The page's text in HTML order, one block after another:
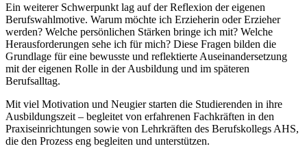
Ein weiterer Schwerpunkt lag auf der Reflexion der eigenen
Berufswahlmotive. Warum möchte ich Erzieherin oder Erzieher
werden? Welche persönlichen Stärken bringe ich mit? Welche
Herausforderungen sehe ich für mich? Diese Fragen bilden die
Grundlage für eine bewusste und reflektierte Auseinandersetzung
mit der eigenen Rolle in der Ausbildung und im späteren
Berufsalltag.
Mit viel Motivation und Neugier starten die Studierenden in ihre
Ausbildungszeit – begleitet von erfahrenen Fachkräften in den
Praxiseinrichtungen sowie von Lehrkräften des Berufskollegs AHS,
die den Prozess eng begleiten und unterstützen.